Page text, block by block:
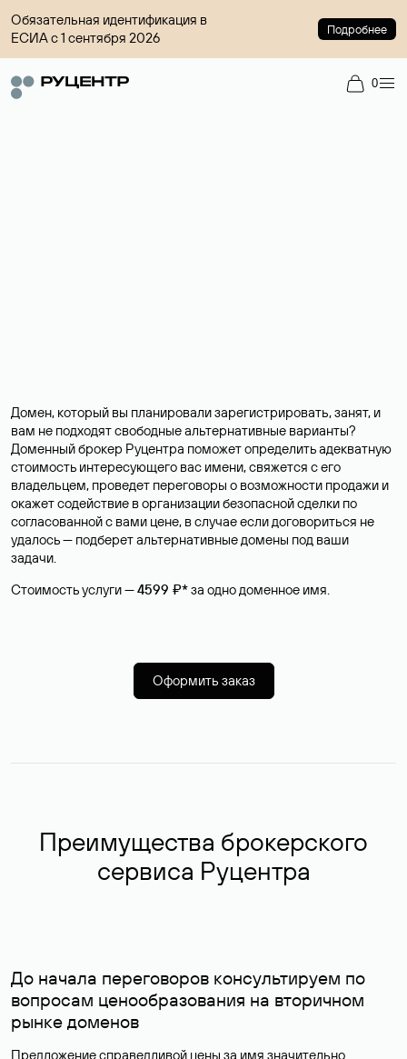
Обязательная идентификация в
ЕСИА с 1 сентября 2026
Подробнее
0
Домен, который вы планировали зарегистрировать, занят, и
вам не подходят свободные альтернативные варианты?
Доменный брокер Руцентра поможет определить адекватную
стоимость интересующего вас имени, свяжется с его
владельцем, проведет переговоры о возможности продажи и
окажет содействие в организации безопасной сделки по
согласованной с вами цене, в случае если договориться не
удалось — подберет альтернативные домены под ваши
задачи.
Стоимость услуги —4599 ₽*за одно доменное имя.
Оформить заказ
Преимущества брокерского
сервиса Руцентра
До начала переговоров консультируем по
вопросам ценообразования на вторичном
рынке доменов
Предложение справедливой цены за имя значительно